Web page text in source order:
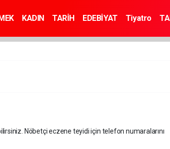
KADIN TARİH EDEBİYAT Tiyatro
Nöbetçi eczene teyidi için telefon numaralarını